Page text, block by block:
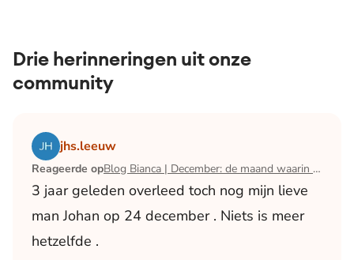
Drie herinneringen uit onze
community
jhs.leeuw
Reageerde op Blog Bianca | December: de maand waarin ik mijn man verloor
3 jaar geleden overleed toch nog mijn lieve
man Johan op 24 december . Niets is meer
hetzelfde .
Lees het artikel Blog Bianca | December: de maand